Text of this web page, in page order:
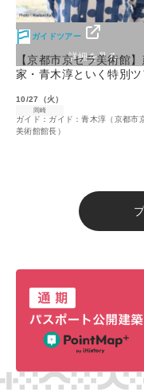
詳細を見る
ガイドツアー
【京都市京セラ美術館
家・青木淳といく特別ツ
10/27（火）
岡崎
ガイド：ガイド：青木淳（京都市
美術館館長）